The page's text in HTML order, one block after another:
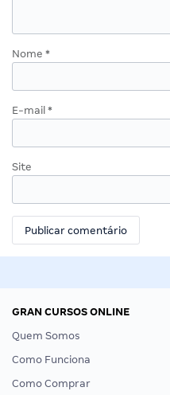
Nome *
E-mail *
Site
GRAN CURSOS ONLINE
Quem Somos
Como Funciona
Como Comprar